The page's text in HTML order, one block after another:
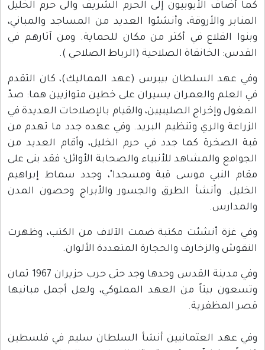
كما أضاف الأيوبيون إلى الحرم الشريف والى حرم الخليل
المنابر والأروقة، وأنشئوا العديد من المساجد والمباني،
وبنوا القلاع في أكثر من مكان للحماية. ومن آثارهم في
القدس: الخانقاة الصلاحية (الرباط الصلاحي ).
وفي عهد السلطان بيبرس (عهد المماليك)، كان التقدم
في العلم والعمران يسيران على خطين متوازيين هما: صدّ
المغول وإخراج الصليبيين، والقيام بالإصلاحات العديدة في
الزراعة والري وتنظيم البريد. وفي عهده جدد ما تهدم من
قبة الصخرة كما جدد في حرم الخليل، وأقام العديد من
الجوامع والمشاهد للأنبياء والصحابة الأوائل؛ فقد بنى على
مقام النبي موسى قبة ومسجدا"، وجدد سماط إبراهيم
الخليل. وأنشأ الطرق والجسور والأبراج وحصون المدن
والمدارس.
وفي غزة أنشئت مكتبة ضمت الآلاف من الكتب، وظهرت
النقوش والزخارف والحجارة المتعددة الألوان.
وفي مدينة القدس وحدها وجد حتى حرب حزيران 1967 ثمان
وتسعون بيتاً من العهد المملوكي، ولعل أجمل مبانيها
قصر المظفرية.
وفي عهد العثمانيين أنشأ السلطان سليم في فلسطين